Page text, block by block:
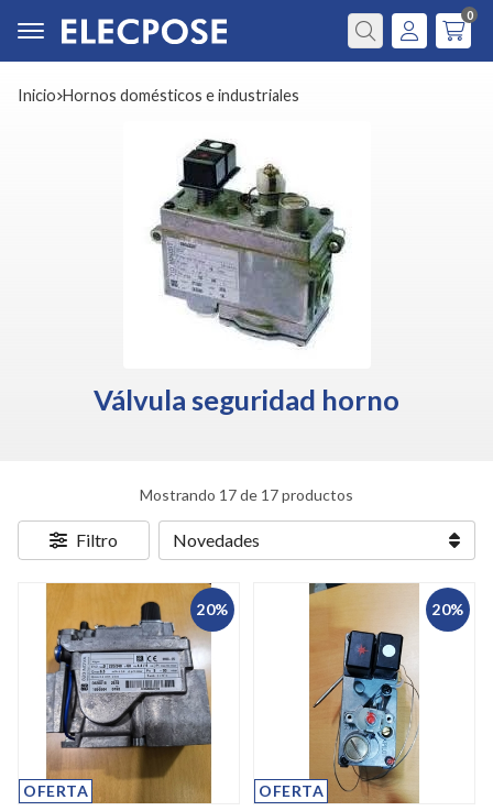
Buscar
0
Inicio hornos domésticos e industriales
Válvula seguridad horno
Mostrando 17 de 17 productos
Filtro
20%
OFERTA
20%
OFERTA